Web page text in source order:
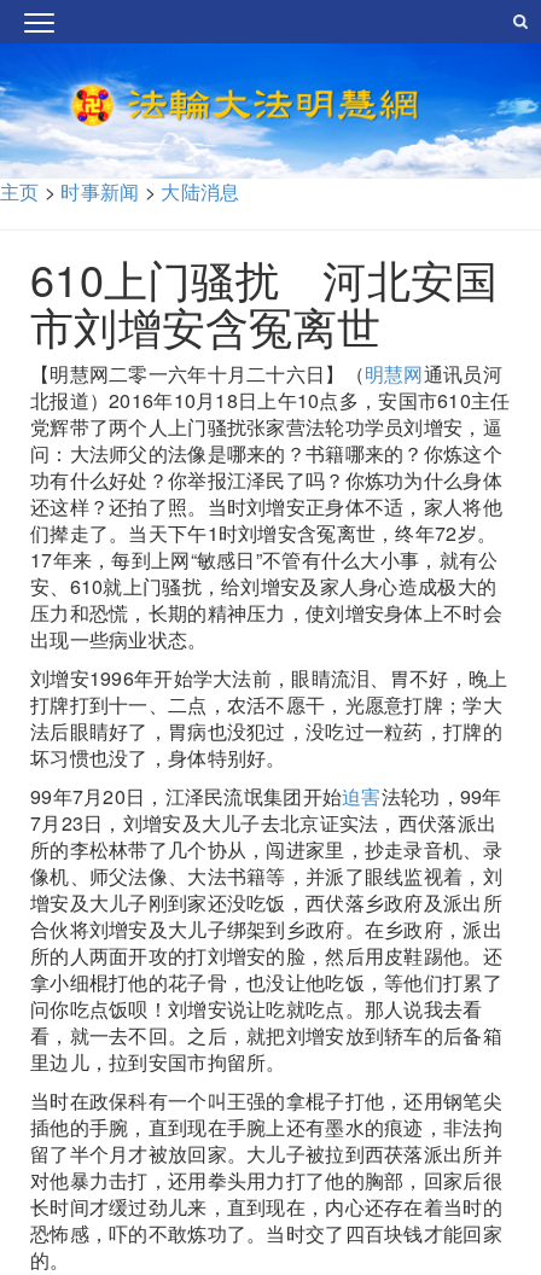
主页 > 时事新闻 > 大陆消息
610上门骚扰 河北安国
市刘增安含冤离世
【明慧网二零一六年十月二十六日】（明慧网通讯员河
北报道）2016年10月18日上午10点多，安国市610主任
党辉带了两个人上门骚扰张家营法轮功学员刘增安，逼
问：大法师父的法像是哪来的？书籍哪来的？你炼这个
功有什么好处？你举报江泽民了吗？你炼功为什么身体
还这样？还拍了照。当时刘增安正身体不适，家人将他
们撵走了。当天下午1时刘增安含冤离世，终年72岁。
17年来，每到上网“敏感日”不管有什么大小事，就有公
安、610就上门骚扰，给刘增安及家人身心造成极大的
压力和恐慌，长期的精神压力，使刘增安身体上不时会
出现一些病业状态。
刘增安1996年开始学大法前，眼睛流泪、胃不好，晚上
打牌打到十一、二点，农活不愿干，光愿意打牌；学大
法后眼睛好了，胃病也没犯过，没吃过一粒药，打牌的
坏习惯也没了，身体特别好。
99年7月20日，江泽民流氓集团开始迫害法轮功，99年
7月23日，刘增安及大儿子去北京证实法，西伏落派出
所的李松林带了几个协从，闯进家里，抄走录音机、录
像机、师父法像、大法书籍等，并派了眼线监视着，刘
增安及大儿子刚到家还没吃饭，西伏落乡政府及派出所
合伙将刘增安及大儿子绑架到乡政府。在乡政府，派出
所的人两面开攻的打刘增安的脸，然后用皮鞋踢他。还
拿小细棍打他的花子骨，也没让他吃饭，等他们打累了
问你吃点饭呗！刘增安说让吃就吃点。那人说我去看
看，就一去不回。之后，就把刘增安放到轿车的后备箱
里边儿，拉到安国市拘留所。
当时在政保科有一个叫王强的拿棍子打他，还用钢笔尖
插他的手腕，直到现在手腕上还有墨水的痕迹，非法拘
留了半个月才被放回家。大儿子被拉到西茯落派出所并
对他暴力击打，还用拳头用力打了他的胸部，回家后很
长时间才缓过劲儿来，直到现在，内心还存在着当时的
恐怖感，吓的不敢炼功了。当时交了四百块钱才能回家
的。